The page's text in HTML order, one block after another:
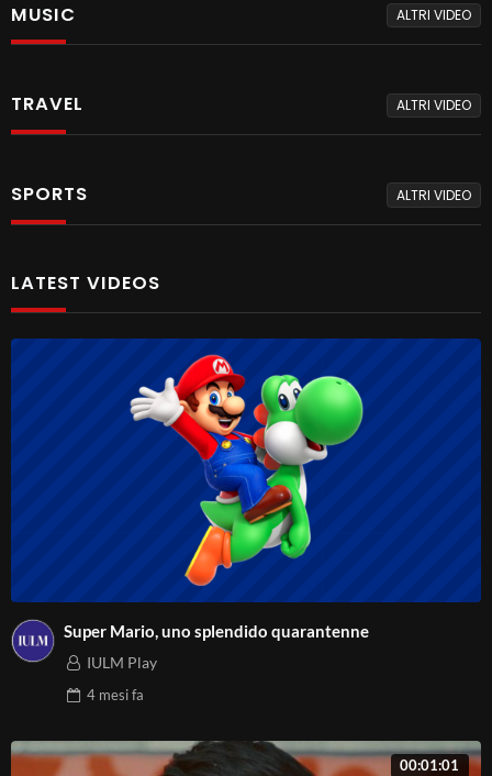
MUSIC ALTRI VIDEO
TRAVEL ALTRI VIDEO
SPORTS ALTRI VIDEO
LATEST VIDEOS
Super Mario, uno splendido quarantenne
IULM Play
4 mesifa
00:01:01